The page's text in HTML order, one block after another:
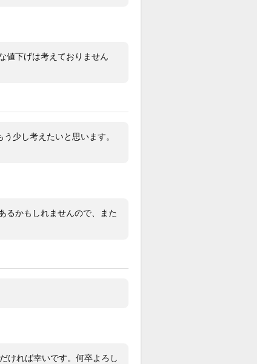
鏡面部分の使用による細かい傷
下などでは分かりますが(写真5
た。週1か2週間に1回程度の使
出品致します。
ムはお受けできません。何卒ご
。
値下げは考えておりません
少し考えたいと思います。
るかもしれませんので、また
ければ幸いです。何卒よろし